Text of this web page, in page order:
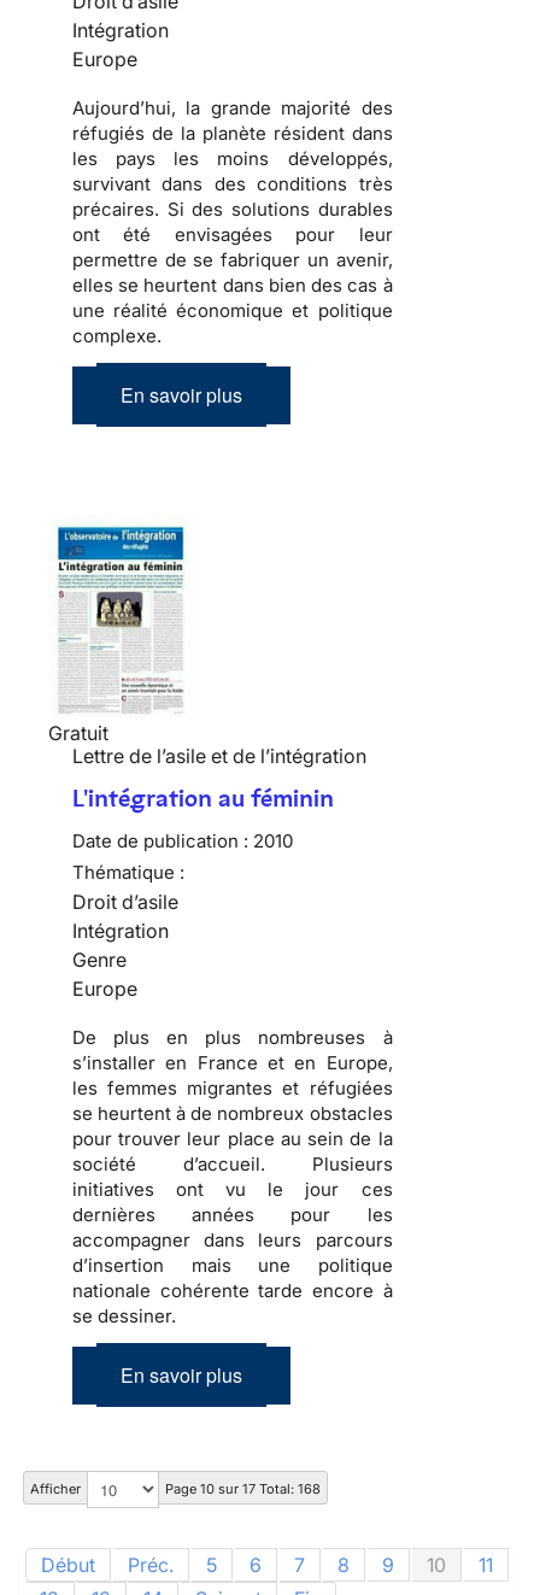
Intégration
Europe
Aujourd’hui, la grande majorité des
réfugiés de la planète résident dans
les pays les moins développés,
survivant dans des conditions très
précaires. Si des solutions durables
ont été envisagées pour leur
permettre de se fabriquer un avenir,
elles se heurtent dans bien des cas à
une réalité économique et politique
complexe.
En savoir plus
Gratuit
Lettre de l’asile et de l’intégration
L'intégration au féminin
Date de publication : 2010
Thématique :
Droit d’asile
Intégration
Genre
Europe
De plus en plus nombreuses à
s’installer en France et en Europe,
lesfemmes migrantes et réfugiées
se heurtent à de nombreux obstacles
pour trouver leur place au sein de la
société d’accueil. Plusieurs
initiatives ont vu le jour ces
dernières années pour les
accompagner dans leurs parcours
d’insertion mais une politique
nationale cohérente tarde encore à
se dessiner.
En savoir plus
Afficher Page 10 sur 17 Total: 168
Début Préc. 5 6 7 8 9 10
11